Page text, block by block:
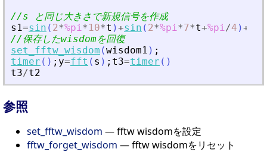
//s と同じ大きさで新規信号を作成
s1=sin ( 2*%pi* 10*t )+sin ( 2*%pi*7*t+%pi/4 )+
//保存したwisdomを回復
set_fftw_wisdom (wisdom1 ) ;
timer ( ) ; y=fft ( s ) ; t3=timer ( )
t3/t2
参照
set_fftw_wisdom — fftw wisdomを設定
fftw_forget_wisdom — fftw wisdomをリセット